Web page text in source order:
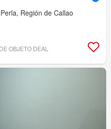
Región de Callao
OBJETO DEAL